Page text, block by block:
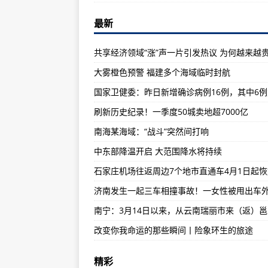
中东部降温开启 大范围降水将持续
中文四六级，真的来了！
BBC驻华记者不辞而别 华春莹：他
外交部驻港公署敦促美方彻底停止
世贸组织预计全球贸易将持续复苏
瑞丽：网格化核酸检测 确保“不漏一
石家庄机场往返周边7个地市直通
两板合并时间确定！深交所主板与
山西省疾控中心紧急提示：近期非
最新
共享经济领域“涨”声一片引发热议 为何越来越贵
大雾橙色预警 福建多个海域临时封航
刷新历史纪录！一季度50城卖地超7000亿
南海某海域：“战斗”突然间打响
中东部降温开启 大范围降水将持续
改变你我命运的那些瞬间丨险象环生的旅途
精彩